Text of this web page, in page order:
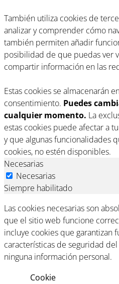
También utiliza cookies de
analizar y comprender cómo
también permiten añadir
posibilidad de que puedas ver
compartir información en las
Estas cookies se almacenarán
consentimiento. Puedes
cualquier momento. La
estas cookies puede afectar a
y que algunas funcionalidades
cookies, no estén disponibles.
Necesarias
Necesarias
Siempre habilitado
Las cookies necesarias son
que el sitio web funcione
incluye cookies que garantizan
características de seguridad
ninguna información personal.
Cookie